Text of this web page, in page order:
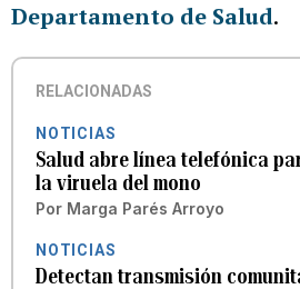
Departamento de Salud.
RELACIONADAS
NOTICIAS
Salud abre línea telefónica
la viruela del mono
Por Marga Parés Arroyo
NOTICIAS
Detectan transmisión